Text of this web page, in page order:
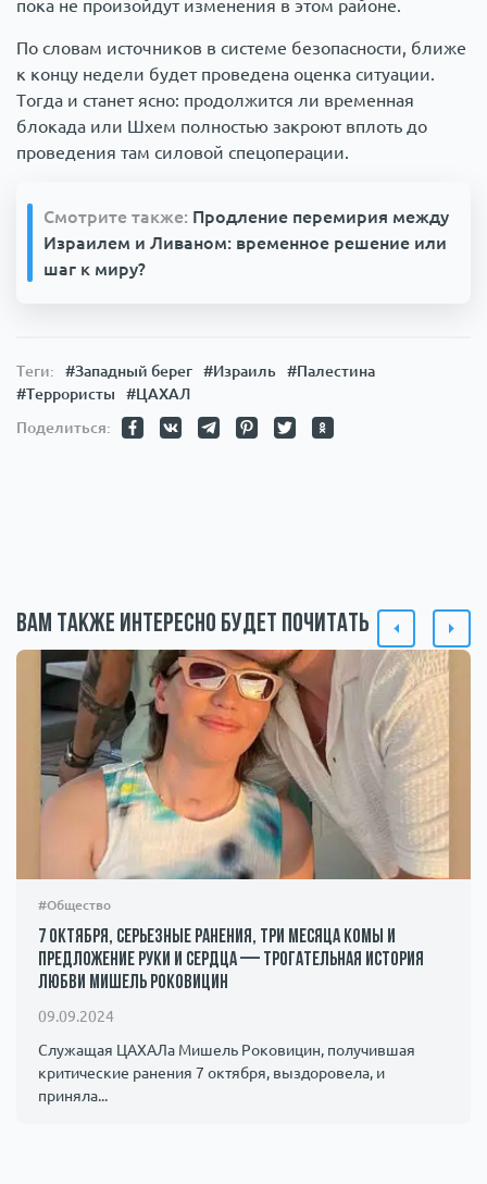
пока не произойдут изменения в этом районе.
По словам источников в системе безопасности, ближе
к концу недели будет проведена оценка ситуации.
Тогда и станет ясно: продолжится ли временная
блокада или Шхем полностью закроют вплоть до
проведения там силовой спецоперации.
Смотрите также: Продление перемирия между
Израилем и Ливаном: временное решение или
шаг к миру?
Теги: #Западный берег #Израиль
#Палестина
#Террористы
#ЦАХАЛ
Поделиться:
Вам также интересно будет почитать
#Общество
7 октября, серьезные ранения, три месяца комы и
предложение руки и сердца — трогательная история
любви Мишель Роковицин
09.09.2024
Служащая ЦАХАЛа Мишель Роковицин, получившая
критические ранения 7 октября, выздоровела, и
приняла...